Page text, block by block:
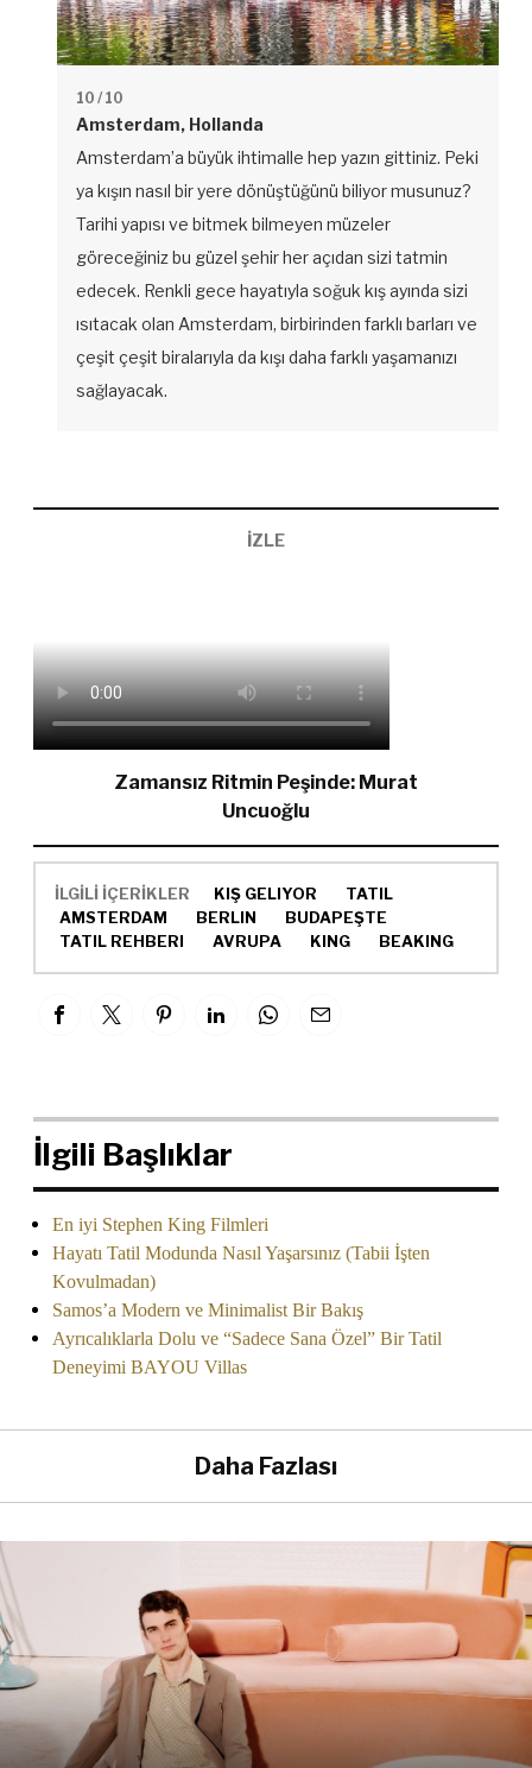
10 / 10
Amsterdam, Hollanda
Amsterdam’a büyük ihtimalle hep yazın gittiniz. Peki
ya kışın nasıl bir yere dönüştüğünü biliyor musunuz?
Tarihi yapısı ve bitmek bilmeyen müzeler
göreceğiniz bu güzel şehir her açıdan sizi tatmin
edecek. Renkli gece hayatıyla soğuk kış ayında sizi
ısıtacak olan Amsterdam, birbirinden farklı barları ve
çeşit çeşit biralarıyla da kışı daha farklı yaşamanızı
sağlayacak.
İZLE
Zamansız Ritmin Peşinde: Murat
Uncuoğlu
İLGİLİ İÇERİKLER KIŞ GELIYOR
TATIL
AMSTERDAM
BERLIN
BUDAPEŞTE
TATIL REHBERI
AVRUPA KING BEAKING
İlgili Başlıklar
En iyi Stephen King Filmleri
Hayatı Tatil Modunda Nasıl Yaşarsınız (Tabii İşten
Kovulmadan)
Samos’a Modern ve Minimalist Bir Bakış
Ayrıcalıklarla Dolu ve “Sadece Sana Özel” Bir Tatil
Deneyimi BAYOU Villas
Daha Fazlası